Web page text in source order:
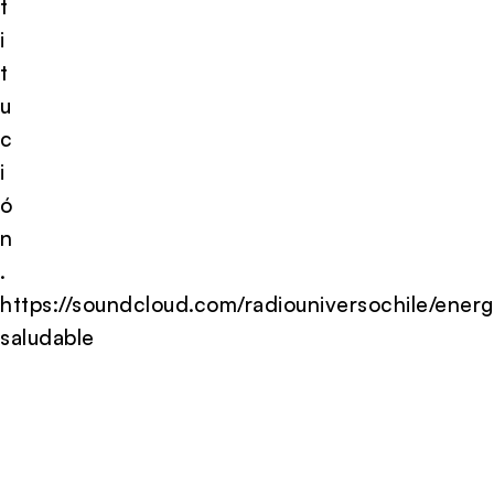
t
i
t
u
c
i
ó
n
.
https://soundcloud.com/radiouniversochile/
saludable